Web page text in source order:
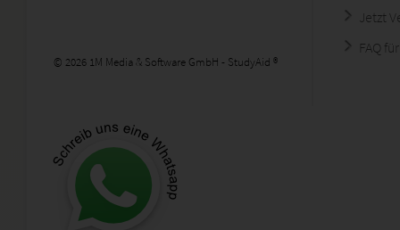
© 2026 1M Media & Software GmbH - StudyAid ®
Jetzt
FAQ